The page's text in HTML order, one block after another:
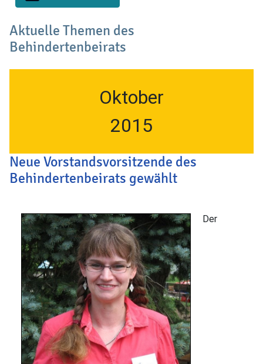
Aktuelle Themen des
Behindertenbeirats
Oktober
2015
Neue Vorstandsvorsitzende des
Behindertenbeirats gewählt
Der